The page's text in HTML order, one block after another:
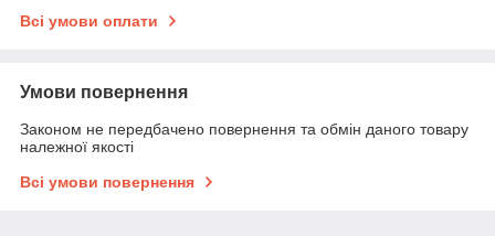
Всі умови оплати
Умови повернення
Законом не передбачено повернення та обмін даного товару
належної якості
Всі умови повернення